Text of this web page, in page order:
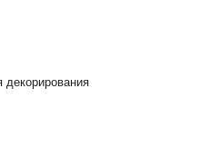
декорирования